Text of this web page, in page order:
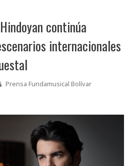
continúa
internacionales
Prensa Fundamusical Bolívar